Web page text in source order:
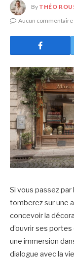
By THÉO
Aucun commentaire
Si vous passez par
tomberez sur une
concevoir la
d’ouvrir ses
une immersion
dialogue avec la